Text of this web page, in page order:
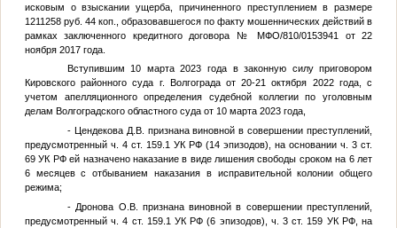
исковым о взыскании ущерба, причиненного преступлением в размере
1211258 руб. 44 коп., образовавшегося по факту мошеннических действий в
рамках заключенного кредитного договора № МФО/810/0153941 от 22
ноября 2017 года.
Вступившим 10 марта 2023 года в законную силу приговором
Кировского районного суда г. Волгограда от 20-21 октября 2022 года, с
учетом апелляционного определения судебной коллегии по уголовным
делам Волгоградского областного суда от 10 марта 2023 года,
- Цендекова Д.В. признана виновной в совершении преступлений,
предусмотренный ч. 4 ст. 159.1 УК РФ (14 эпизодов), на основании ч. 3 ст.
69 УК РФ ей назначено наказание в виде лишения свободы сроком на 6 лет
6 месяцев с отбыванием наказания в исправительной колонии общего
режима;
- Дронова О.В. признана виновной в совершении преступлений,
предусмотренный ч. 4 ст. 159.1 УК РФ (6 эпизодов), ч. 3 ст. 159 УК РФ, на